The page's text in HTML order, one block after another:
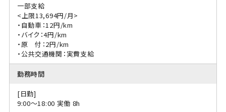
一部支給
<上限13,694円/月>
・自動車：12円/km
・バイク：4円/km
・原 付：2円/km
・公共交通機関：実費支給
勤務時間
[日勤]
9:00〜18:00 実働 8h